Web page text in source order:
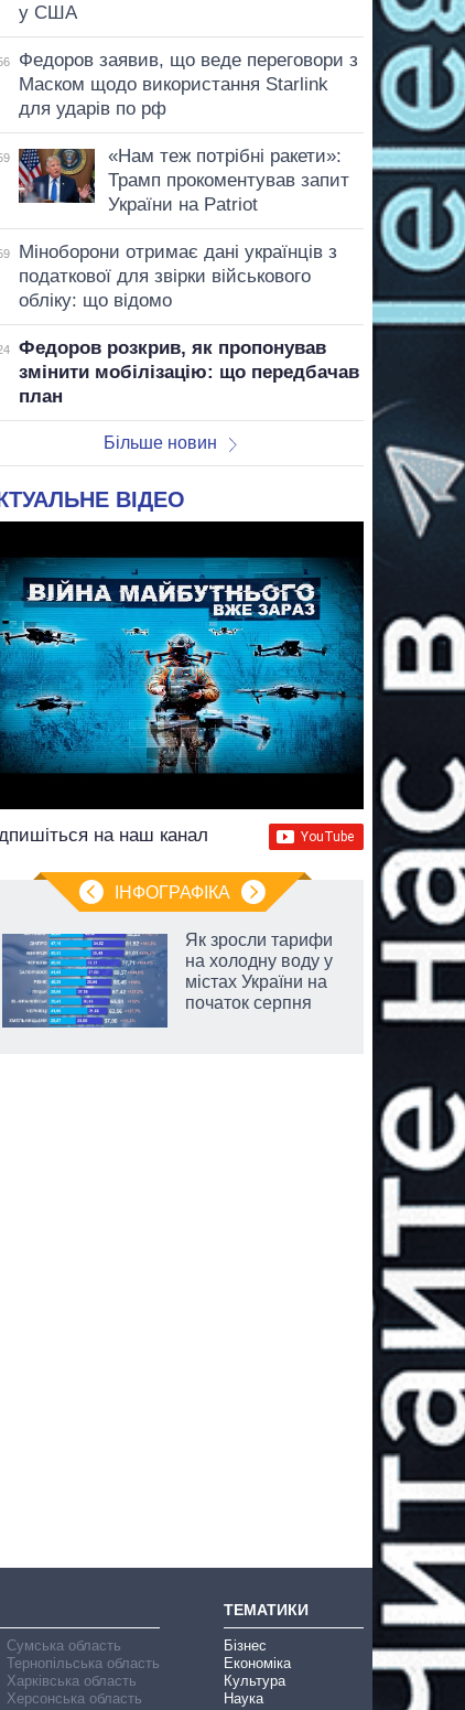
у США
Федоров заявив, що веде переговори з
Маском щодо використання Starlink
для ударів по рф
«Нам теж потрібні ракети»:
Трамп прокоментував запит
України на Patriot
Міноборони отримає дані українців з
податкової для звірки військового
обліку: що відомо
Федоров розкрив, як пропонував
змінити мобілізацію: що передбачав
план
Більше новин
ВІДЕО
на наш канал
ІНФОГРАФІКА
Як зросли тарифи
на холодну воду у
містах України на
початок серпня
Сумська область
Тернопільська область
Харківська область
Херсонська область
ТЕМАТИКИ
Бізнес
Економіка
Культура
Наука